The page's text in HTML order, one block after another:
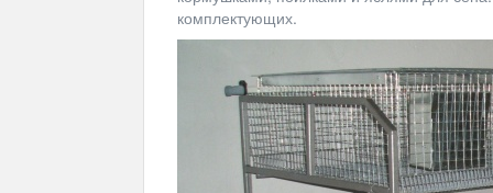
комплектующих.